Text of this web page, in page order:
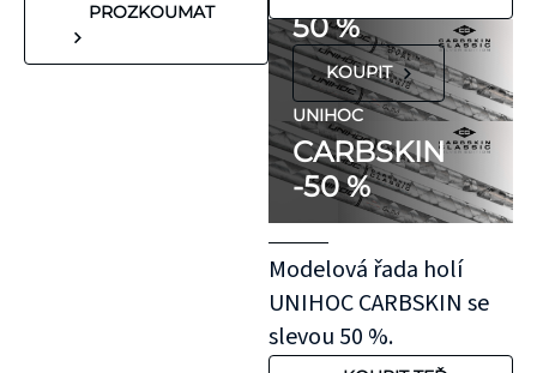
PROZKOUMAT
50 %
KOUPIT
UNIHOC
CARBSKIN
-50 %
Modelová řada holí
UNIHOC CARBSKIN se
slevou 50 %.
reakce. Pokud ale
víte, že máte velmi
citlivou pokožku,
doporučujeme
otestovat malý
kousek KT pásky
aplikovaný bez
roztažení nejprve
na oblast se
"silnější"
pokožkou, jako je